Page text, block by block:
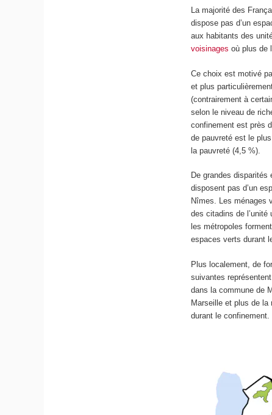
La majorité des
dispose pas d’un
aux habitants des
voisinages où plus de
Ce choix est motivé
et plus
(contrairement à
selon le niveau de
confinement est près
de pauvreté est le
la pauvreté (4,5 %).
De grandes
disposent pas d’un
Nîmes. Les ménages
des citadins de
les métropoles
espaces verts durant
Plus localement, de
suivantes
dans la commune de
Marseille et plus de la
durant le confinement.